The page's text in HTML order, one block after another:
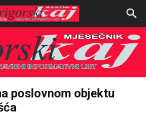
poslovnom objektu